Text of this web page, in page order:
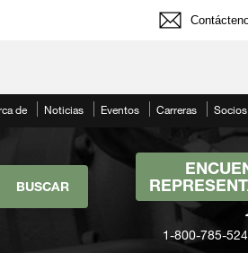
de Noticias Eventos Carreras
1-800-785-